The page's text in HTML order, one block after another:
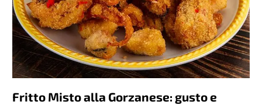
Fritto Misto alla Gorzanese: gusto e